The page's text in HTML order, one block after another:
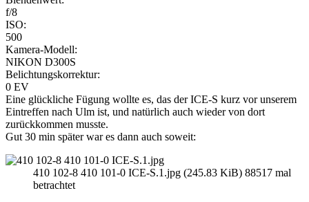
f/8
ISO:
500
Kamera-Modell:
NIKON D300S
Belichtungskorrektur:
0 EV
Eine glückliche Fügung wollte es, das der ICE-S kurz vor unserem
Eintreffen nach Ulm ist, und natürlich auch wieder von dort
zurückkommen musste.
Gut 30 min später war es dann auch soweit:
410 102-8 410 101-0 ICE-S.1.jpg (245.83 KiB) 88517 mal
betrachtet